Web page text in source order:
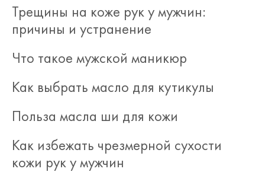
Трещины на коже рук у мужчин:
причины и устранение
Что такое мужской маникюр
Как выбрать масло для кутикулы
Польза масла ши для кожи
Как избежать чрезмерной сухости
кожи рук у мужчин